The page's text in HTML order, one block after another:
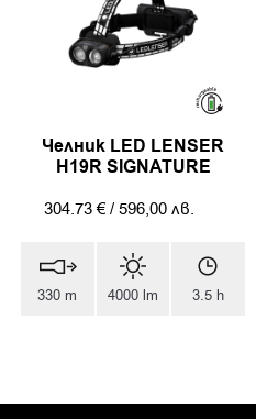
Челник LED LENSER
H19R SIGNATURE
304.73 € / 596,00 лв.
4000 lm
330 m 3.5 h